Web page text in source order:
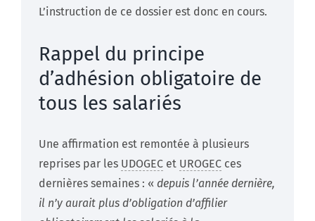
L’instruction de ce dossier est donc en cours.
Rappel du principe
d’adhésion obligatoire de
tous les salariés
Une affirmation est remontée à plusieurs
reprises par les UDOGEC et UROGEC ces
dernières semaines : « depuis l’année dernière,
il n’y aurait plus d’obligation d’affilier